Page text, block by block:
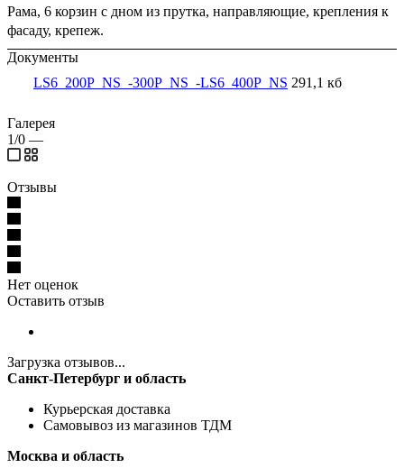
Рама, 6 корзин с дном из прутка, направляющие, крепления к
фасаду, крепеж.
Документы
LS6_200P_NS_-300P_NS_-LS6_400P_NS 291,1 кб
Галерея
1/0 —
Отзывы
Нет оценок
Оставить отзыв
Загрузка отзывов...
Санкт-Петербург и область
Курьерская доставка
Самовывоз из магазинов ТДМ
Москва и область